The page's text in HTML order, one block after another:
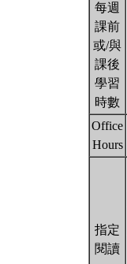
每週
課前
或/與
課後
學習
時數
Office
Hours
指定
閱讀